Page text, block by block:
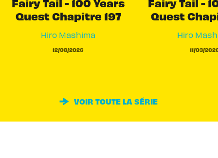
Quest Chapitre 197
Hiro Mashima
12/08/2026
Quest
Hiro
11/03/
VOIR TOUTE LA SÉRIE